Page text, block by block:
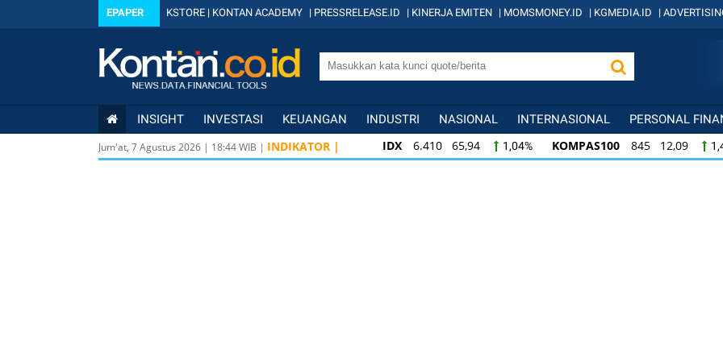
EPAPER KSTORE | KONTAN ACADEMY | PRESSRELEASE.ID | KINERJA EMITEN | MOMSMONEY.ID | KGMEDIA.ID |
INSIGHT INVESTASI KEUANGAN INDUSTRI NASIONAL INTERNASIONAL PERSONAL
Jum'at, 7 Agustus 2026 | 18:44WIB | INDIKATOR | IDX 6.410 65,94 1,04% KOMPAS100 845 12,09
KOMPAS100
845 12,09 1,45% LQ45 640 9,44